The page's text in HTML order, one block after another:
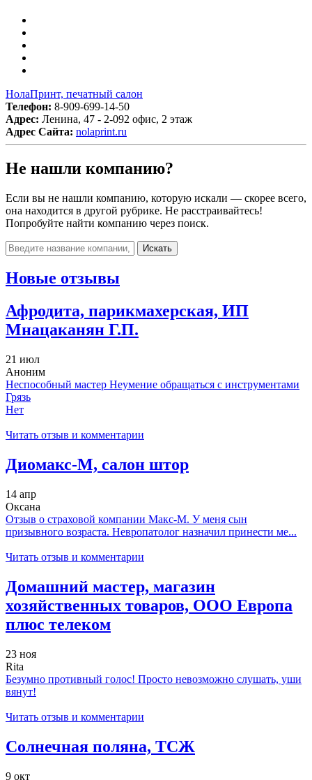
НолаПринт, печатный салон
Телефон: 8-909-699-14-50
Адрес: Ленина, 47 - 2-092 офис, 2 этаж
Адрес Сайта: nolaprint.ru
Не нашли компанию?
Если вы не нашли компанию, которую искали — скорее всего,
она находится в другой рубрике. Не расстраивайтесь!
Попробуйте найти компанию через поиск.
Искать
Новые отзывы
Афродита, парикмахерская, ИП
Мнацаканян Г.П.
21 июл
Аноним
Неспособный мастер Неумение обращаться с инструментами
Грязь
Нет
Читать отзыв и комментарии
Диомакс-М, салон штор
14 апр
Оксана
Отзыв о страховой компании Макс-М. У меня сын
призывного возраста. Невропатолог назначил принести ме...
Читать отзыв и комментарии
Домашний мастер, магазин
хозяйственных товаров, ООО Европа
плюс телеком
23 ноя
Rita
Безумно противный голос! Просто невозможно слушать, уши
вянут!
Читать отзыв и комментарии
Солнечная поляна, ТСЖ
9 окт